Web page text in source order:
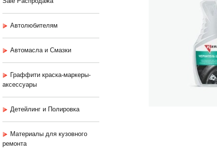
Автолюбителям
Автомасла и Смазки
Граффити краска-маркеры-
аксессуары
Детейлинг и Полировка
Материалы для кузовного
ремонта